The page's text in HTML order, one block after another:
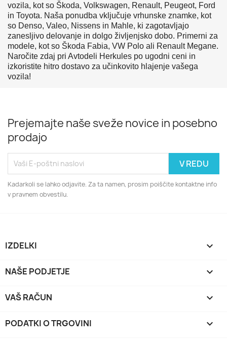
vozila, kot so Škoda, Volkswagen, Renault, Peugeot, Ford
in Toyota. Naša ponudba vključuje vrhunske znamke, kot
so Denso, Valeo, Nissens in Mahle, ki zagotavljajo
zanesljivo delovanje in dolgo življenjsko dobo. Primerni za
modele, kot so Škoda Fabia, VW Polo ali Renault Megane.
Naročite zdaj pri Avtodeli Herkules po ugodni ceni in
izkoristite hitro dostavo za učinkovito hlajenje vašega
vozila!
Prejemajte naše sveže novice in posebno
prodajo
Kadarkoli se lahko odjavite. Za ta namen, prosim poiščite kontaktne info
v pravnem obvestilu.
IZDELKI 
NAŠE PODJETJE 
VAŠ RAČUN 
PODATKI O TRGOVINI keyboard_arrow_down